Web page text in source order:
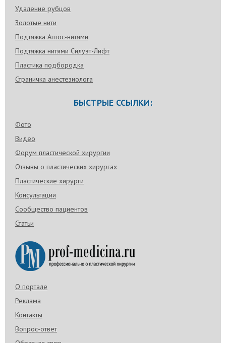
Удаление рубцов
Золотые нити
Подтяжка Аптос-нитями
Подтяжка нитями Силуэт-Лифт
Пластика подбородка
Страничка анестезиолога
БЫСТРЫЕ ССЫЛКИ:
Фото
Видео
Форум пластической хирургии
Отзывы о пластических хирургах
Пластические хирурги
Консультации
Сообщество пациентов
Статьи
О портале
Реклама
Контакты
Вопрос-ответ